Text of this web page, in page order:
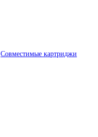
Совместимые картриджи